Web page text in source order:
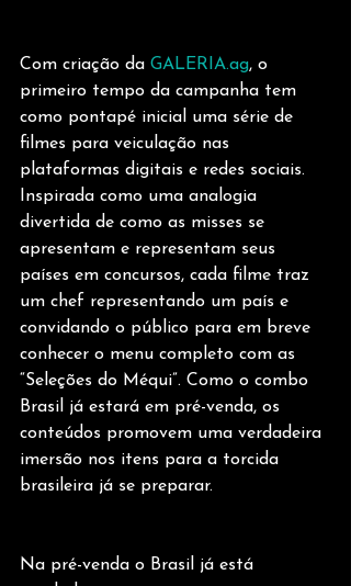
Com criação da GALERIA.ag, o
primeiro tempo da campanha tem
como pontapé inicial uma série de
filmes para veiculação nas
plataformas digitais e redes sociais.
Inspirada como uma analogia
divertida de como as misses se
apresentam e representam seus
países em concursos, cada filme traz
um chef representando um país e
convidando o público para em breve
conhecer o menu completo com as
“Seleções do Méqui”. Como o combo
Brasil já estará em pré-venda, os
conteúdos promovem uma verdadeira
imersão nos itens para a torcida
brasileira já se preparar.
Na pré-venda o Brasil já está